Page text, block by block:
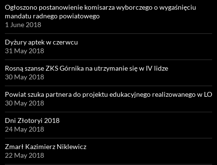
Ogłoszono postanowienie komisarza wyborczego o wygaśnięciu
mandatu radnego powiatowego
1 June 2018
Dyżury aptek w czerwcu
31 May 2018
Rosną szanse ZKS Górnika na utrzymanie się w IV lidze
30 May 2018
Powiat szuka partnera do projektu edukacyjnego realizowanego w LO
30 May 2018
Dni Złotoryi 2018
24 May 2018
Zmarł Kazimierz Niklewicz
22 May 2018